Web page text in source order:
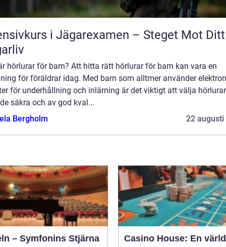
i Jägarexamen – Steget Mot Ditt
hörlurar för barn? Att hitta rätt hörlurar för barn kan vara en
för föräldrar idag. Med barn som alltmer använder
för underhållning och inlärning är det viktigt att välja
säkra och av god kval...
Bergholm
22 augusti
– Symfonins Stjärna
Casino House: En